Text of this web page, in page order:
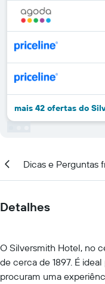
Dicas e Perguntas
Detalhes
O Silversmith Hotel, no
de cerca de 1897. É
procuram uma